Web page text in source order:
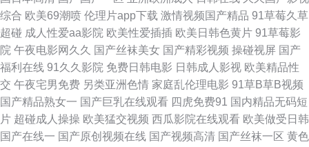
福利手机在线 国产精品96久久 黑丝美女被爆操 久久国产精品国语对白 国内
情侣视频在线91 岛国三级视频 91老司机综合热 91黑丝激情福利视频 国产精
品 色悠悠伊人网 91在线观看高清 密臀中文字幕 中文字幕23页手机 爱福利
91微拍 日韩成人无码专区 91热爆ts人妖系列 国内AV福利在线 先锋影音美女
综合 欧美69潮喷 伦理片app下载 激情视频国产精品 91草莓久草
超碰 成人性爱aa影院 欧美性爱插插 欧美日韩色黄片 91草莓影
院 午夜电影网久久 国产丝袜美女 国产精彩视频 操碰视屏 国产
福利在线 91久久影院 免费日韩电影 日韩成人影视 欧美精品性
交 午夜宅男免费 另类亚洲色情 家庭乱伦理电影 91草B草B视频
国产精品熟女一 国产巨乳在线观看 四虎免费91 国内精品无码短
片 超碰成人操操 欧美猛交视频 西瓜影院在线观看 欧美做受日韩
国产在线一 国产原创视频在线 国产视频高清 国产丝袜一区 黄色